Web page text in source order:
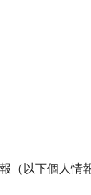
（以下個人